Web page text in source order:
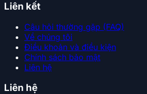
Liên kết
Câu hỏi thường gặp (FAQ)
Về chúng tôi
Điều khoản và điều kiện
Chính sách bảo mật
Liên hệ
Liên hệ